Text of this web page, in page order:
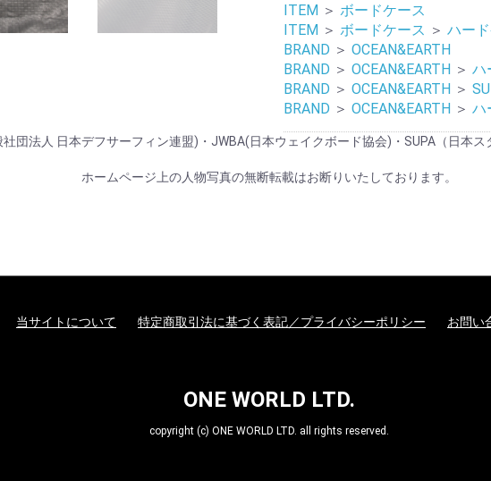
ITEM ＞ ボードケース
ITEM ＞ ボードケース ＞ ハー
BRAND ＞ OCEAN&EARTH
BRAND ＞ OCEAN&EARTH ＞ ハ
BRAND ＞ OCEAN&EARTH ＞
BRAND ＞ OCEAN&EARTH ＞ ハ
社団法人 日本デフサーフィン連盟)・JWBA(日本ウェイクボード協会)・SUPA（日本
ホームページ上の人物写真の無断転載はお断りいたしております。
当サイトについて 特定商取引法に基づく表記／プライバシーポリシー お問い
ONE WORLD LTD.
copyright (c) ONE WORLD LTD. all rights reserved.